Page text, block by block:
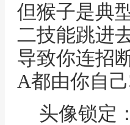
但猴子是典
二技能跳进
导致你连招
A都由你自
头像锁定